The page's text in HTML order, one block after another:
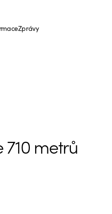
Zprávy
metrů